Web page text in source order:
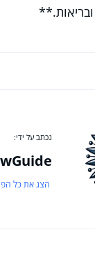
נכתב על ידי:
הצג את כל